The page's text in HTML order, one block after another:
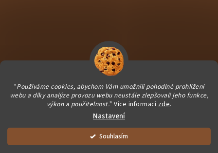
"Používáme cookies, abychom Vám umožnili pohodlné prohlížení
webu a díky analýze provozu webu neustále zlepšovali jeho funkce,
výkon a použitelnost." Více informací zde.
Nastavení
Souhlasím
Vše balíme čerstvě pro Vás. Dárečky vyrábíme ručně a podporujeme
Vytvořil Shoptet Premium
NutWorld.cz. Všechna práva vyhrazena.